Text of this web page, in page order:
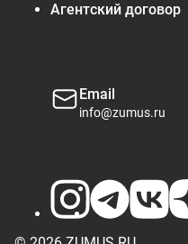
Агентский договор
Email
info@zumus.ru